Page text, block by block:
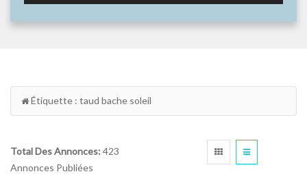
Étiquette : taud bache soleil
Total Des Annonces: 423
Annonces Publiées